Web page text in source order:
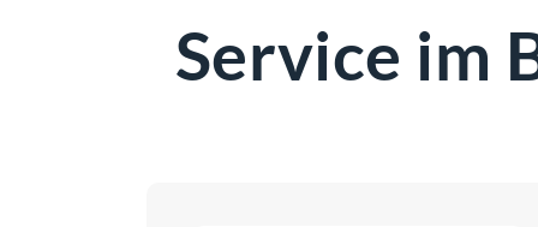
Service im